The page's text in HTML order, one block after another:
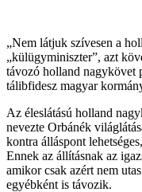
„Nem látjuk szívesen a
„külügyminiszter”, azt
távozó holland nagykövet
tálibfidesz magyar
Az éleslátású holland
nevezte Orbánék
kontra álláspont
Ennek az állításnak az
amikor csak azért nem
egyébként is távozik.